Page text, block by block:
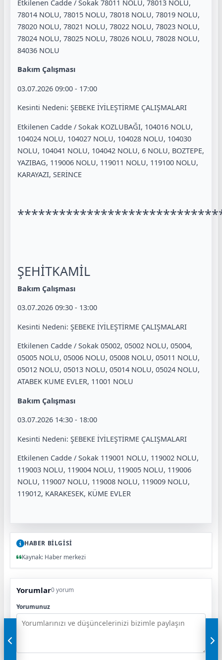
Etkilenen Cadde / Sokak 78011 NOLU, 78013 NOLU,
78014 NOLU, 78015 NOLU, 78018 NOLU, 78019 NOLU,
78020 NOLU, 78021 NOLU, 78022 NOLU, 78023 NOLU,
78024 NOLU, 78025 NOLU, 78026 NOLU, 78028 NOLU,
84036 NOLU
Bakım Çalışması
03.07.2026 09:00 - 17:00
Kesinti Nedeni: ŞEBEKE İYİLEŞTİRME ÇALIŞMALARI
Etkilenen Cadde / Sokak KOZLUBAĞI, 104016 NOLU,
104024 NOLU, 104027 NOLU, 104028 NOLU, 104030
NOLU, 104041 NOLU, 104042 NOLU, 6 NOLU, BOZTEPE,
YAZIBAG, 119006 NOLU, 119011 NOLU, 119100 NOLU,
KARAYAZI, SERİNCE
ŞEHİTKAMİL
Bakım Çalışması
03.07.2026 09:30 - 13:00
Kesinti Nedeni: ŞEBEKE İYİLEŞTİRME ÇALIŞMALARI
Etkilenen Cadde / Sokak 05002, 05002 NOLU, 05004,
05005 NOLU, 05006 NOLU, 05008 NOLU, 05011 NOLU,
05012 NOLU, 05013 NOLU, 05014 NOLU, 05024 NOLU,
ATABEK KUME EVLER, 11001 NOLU
Bakım Çalışması
03.07.2026 14:30 - 18:00
Kesinti Nedeni: ŞEBEKE İYİLEŞTİRME ÇALIŞMALARI
Etkilenen Cadde / Sokak 119001 NOLU, 119002 NOLU,
119003 NOLU, 119004 NOLU, 119005 NOLU, 119006
NOLU, 119007 NOLU, 119008 NOLU, 119009 NOLU,
119012, KARAKESEK, KÜME EVLER
HABER BİLGİSİ
Kaynak: Haber merkezi
Yorumlar0 yorum
Yorumunuz